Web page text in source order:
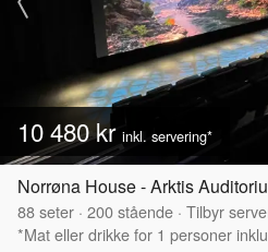
10 480 kr inkl. servering*
Norrøna House - Arktis
88seter · 200stående · Tilbyr
*Mat eller drikke for 1 personer